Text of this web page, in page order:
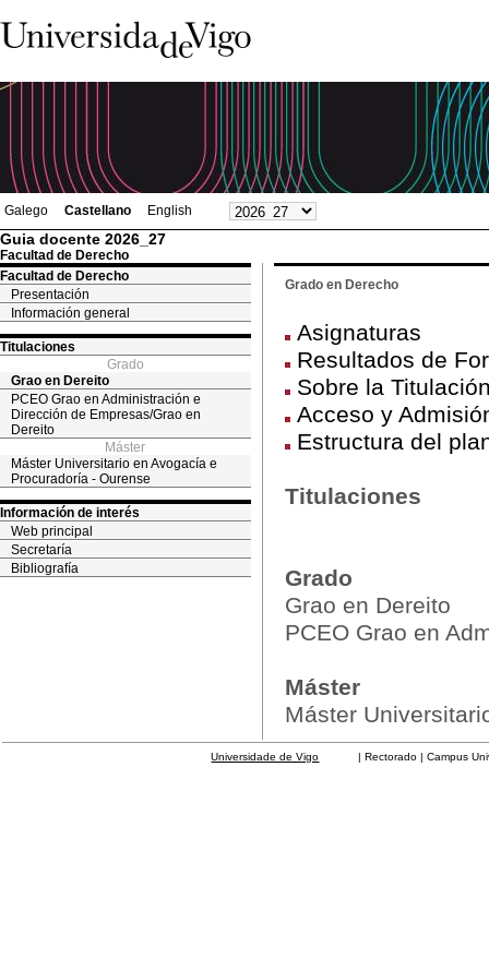
Galego Castellano English
Guia docente 2026_27
Facultad de Derecho
Facultad de Derecho
Presentación
Información general
Titulaciones
Grado
Grao en Dereito
PCEO Grao en Administración e
Dirección de Empresas/Grao en
Dereito
Máster
Máster Universitario en Avogacía e
Procuradoría - Ourense
Información de interés
Web principal
Secretaría
Bibliografía
Grado en Derecho
Asignaturas
Resultados de
Sobre la
Acceso y
Estructura del
Titulaciones
Grado
Grao en Dereito
PCEO Grao en
Máster
Máster
Universidade de Vigo | Rectorado | Campus